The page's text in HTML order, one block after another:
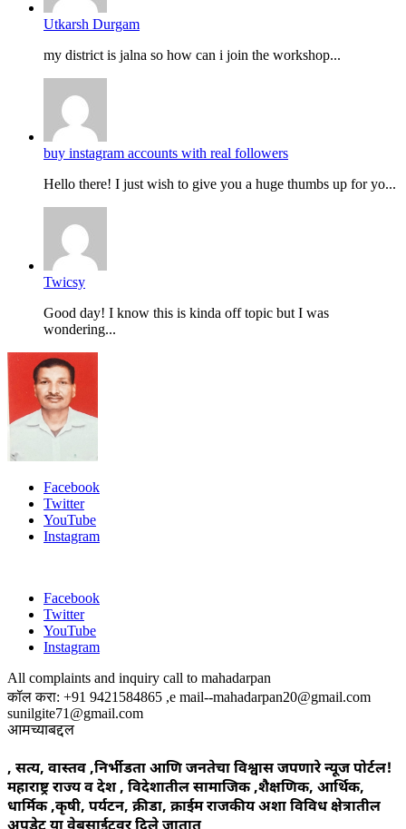
Utkarsh Durgam
my district is jalna so how can i join the workshop...
buy instagram accounts with real followers
Hello there! I just wish to give you a huge thumbs up for yo...
Twicsy
Good day! I know this is kinda off topic but I was
wondering...
Facebook
Twitter
YouTube
Instagram
Facebook
Twitter
YouTube
Instagram
All complaints and inquiry call to mahadarpan
कॉल करा: +91 9421584865 ,e mail--mahadarpan20@gmail.com
sunilgite71@gmail.com
आमच्याबद्दल
, सत्य, वास्तव ,निर्भीडता आणि जनतेचा विश्वास जपणारे न्यूज पोर्टल!
महाराष्ट्र राज्य व देश , विदेशातील सामाजिक ,शैक्षणिक, आर्थिक,
धार्मिक ,कृषी, पर्यटन, क्रीडा, क्राईम राजकीय अशा विविध क्षेत्रातील